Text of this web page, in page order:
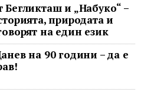
Бегликташ и „Набуко“ –
природата и
на един език
на 90 години – да е